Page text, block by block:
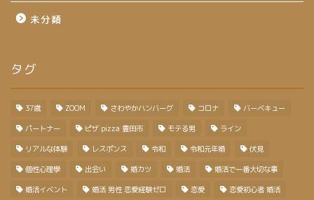
未分類
タグ
37歳 ZOOM さわやかハンバーグ コロナ バーベキュー
パートナー ピザ pizza 豊田市 モテる男 ライン
リアルな体験 レスポンス 令和 令和元年婚 伏見
個性心理學 出会い 婚カツ 婚活 婚活で一番大切な事
婚活イベント 婚活 男性 恋愛経験ゼロ 恋愛 恋愛初心者 婚活